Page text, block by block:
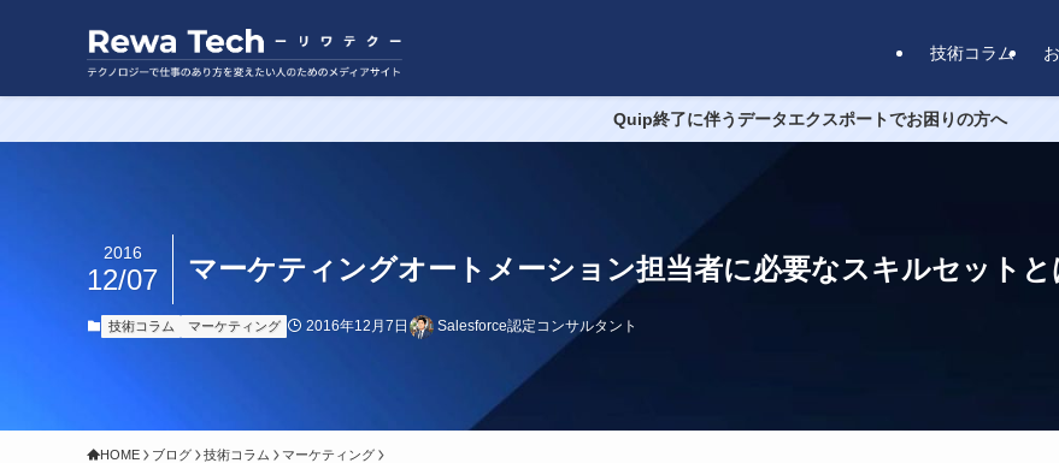
技術コラム
Quip終了に伴うデータエクスポートでお困りの方へ
マーケティングオートメーション担当者に必要なスキルセットと
2016
12/07
技術コラム マーケティング 2016年12月7日 Salesforce認定コンサルタント
HOME ブログ 技術コラム マーケティング